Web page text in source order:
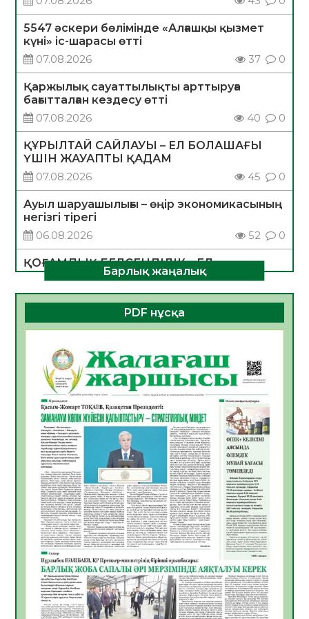
5547 әскери бөлімінде «Алғашқы қызмет
күні» іс-шарасы өтті
07.08.2026
37 0
Қаржылық сауаттылықты арттыруға
бағытталған кездесу өтті
07.08.2026
40 0
ҚҰРЫЛТАЙ САЙЛАУЫ – ЕЛ БОЛАШАҒЫ
ҮШІН ЖАУАПТЫ ҚАДАМ
07.08.2026
45 0
Ауыл шаруашылығы – өңір экономикасының
негізгі тірегі
06.08.2026
52 0
ҚОҒАМДЫҚ БЕЛСЕНДІЛІК – ЕЛ
ДАМУЫНЫҢ НЕГІЗІ
06.08.2026
50 0
ҚҰРЫЛТАЙ САЙЛАУЫ – БОЛАШАҚҚА
06.08.2026
Инфекциялық ауруларға қарсы иммундау
жұмыстарының тиімділігі
06.08.2026
54
Көкжөтел ауруы туралы
06.08.2026
52
АПВ вакцинасы туралы мәлімет
06.08.2026
51
Open Air: Қызылорда облысы полиция
департаменті 20 мыңнан астам
көрерменнің қауіпсіздігін қамтамасыз етті
06.08.2026
63
ҚЫЗЫЛОРДАДА «САНАЛЫ ҰРПАҚ –
ЖАРҚЫН БОЛАШАҚ» АТТЫ КЕҢЕЙТІЛГЕН
Барлық жаңалық
PDF нұсқа